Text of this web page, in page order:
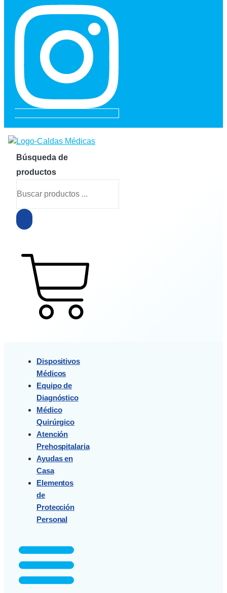
Búsqueda de
productos
Dispositivos
Médicos
Equipo de
Diagnóstico
Médico
Quirúrgico
Atención
Prehospitalaria
Ayudas en
Casa
Elementos
de
Protección
Personal